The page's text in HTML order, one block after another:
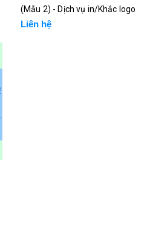
(Mẫu 2) - Dịch vụ in/Khắc logo
Liên hệ